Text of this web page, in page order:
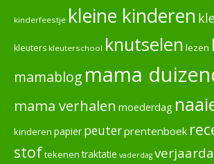
kinderfeestje kleine kinderen
kleuters kleuterschool knutselen lezen
mamablog mama
mama verhalen moederdag
kinderen papier peuterprentenboek
stoftekenen traktatie vaderdag